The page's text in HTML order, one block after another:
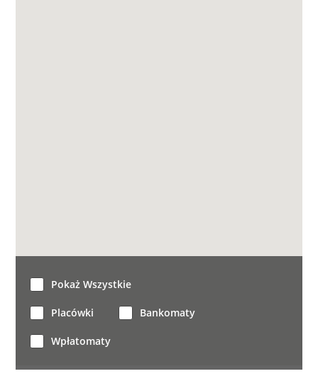
Pokaż Wszystkie
Placówki Bankomaty
Wpłatomaty